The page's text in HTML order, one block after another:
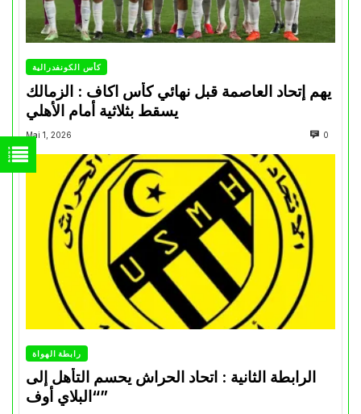
كأس الكونفدرالية
يهم إتحاد العاصمة قبل نهائي كأس اكاف : الزمالك
Mai 1, 2026 0
رابطة الهواة
الرابطة الثانية : اتحاد الحراش يحسم التأهل إلى
“البلاي أوف”